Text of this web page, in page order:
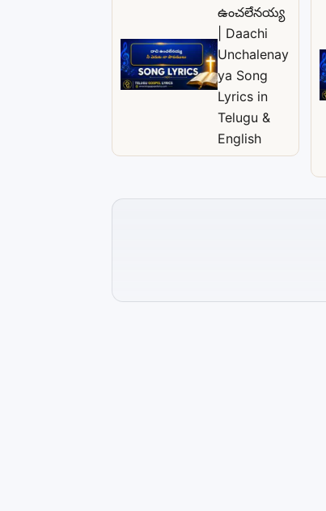
ఉంచలేనయ్య
| Daachi
Unchalenay
ya Song
Lyrics in
Telugu &
English